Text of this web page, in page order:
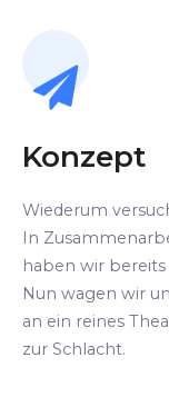
Konzept
Wiederum
In
haben wir
Nun wagen wir
an ein reines
zur Schlacht.